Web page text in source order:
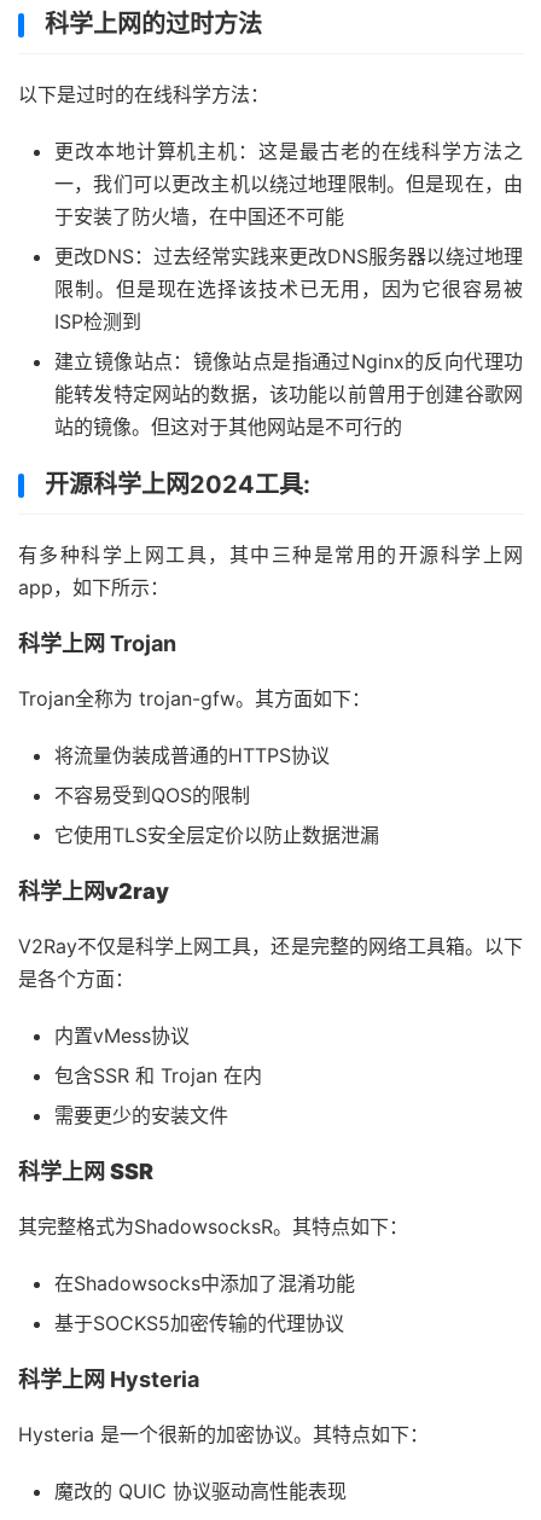
科学上网的过时方法
以下是过时的在线科学方法：
更改本地计算机主机：这是最古老的在线科学方法之
一，我们可以更改主机以绕过地理限制。但是现在，由
于安装了防火墙，在中国还不可能
更改DNS：过去经常实践来更改DNS服务器以绕过地理
限制。但是现在选择该技术已无用，因为它很容易被
ISP检测到
建立镜像站点：镜像站点是指通过Nginx的反向代理功
能转发特定网站的数据，该功能以前曾用于创建谷歌网
站的镜像。但这对于其他网站是不可行的
开源科学上网2024工具:
有多种科学上网工具，其中三种是常用的开源科学上网
app，如下所示：
科学上网 Trojan
Trojan全称为 trojan-gfw。其方面如下：
将流量伪装成普通的HTTPS协议
不容易受到QOS的限制
它使用TLS安全层定价以防止数据泄漏
科学上网v2ray
V2Ray不仅是科学上网工具，还是完整的网络工具箱。以下
是各个方面：
内置vMess协议
包含SSR 和 Trojan 在内
需要更少的安装文件
科学上网 SSR
其完整格式为ShadowsocksR。其特点如下：
在Shadowsocks中添加了混淆功能
基于SOCKS5加密传输的代理协议
科学上网 Hysteria
Hysteria 是一个很新的加密协议。其特点如下：
魔改的 QUIC 协议驱动高性能表现